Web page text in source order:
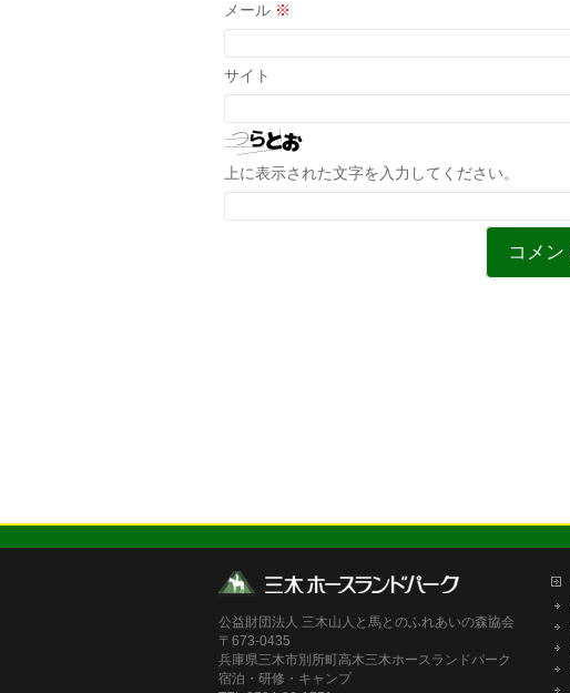
メール ※
サイト
上に表示された文字を入力してください。
公益財団法人 三木山人と馬とのふれあいの森協会
〒673-0435
兵庫県三木市別所町高木三木ホースランドパーク
宿泊・研修・キャンプ